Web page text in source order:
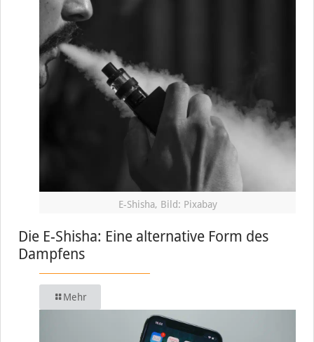
E-Shisha, Bild: Pixabay
Die E-Shisha: Eine alternative Form des
Dampfens
Mehr